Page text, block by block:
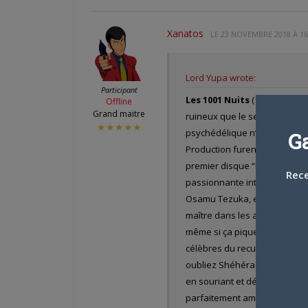
Participant
Offline
Grand maitre
★★★★★
Xanatos LE 23 NOVEMBRE 2018 À
Lord Yupa wrote:
Les 1001 Nuits (1969)
ruineux que le seul
psychédélique n’allant pas
Production furent regroupés
premier disque “Les 1001
passionnante interview
Osamu Tezuka, et on reçoit
maître dans les années
même si ça pique les yeux
célèbres du recueil de
oubliez Shéhérazade, au
en souriant et découvre la
parfaitement amoral (mais